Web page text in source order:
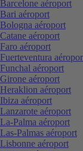
Barcelone aéroport
Bari aéroport
Bologna aéroport
Catane aéroport
Faro aéroport
Fuerteventura
Funchal aéroport
Girone aéroport
Heraklion aéroport
Ibiza aéroport
Lanzarote aéroport
La-Palma aéroport
Las-Palmas aéroport
Lisbonne aéroport